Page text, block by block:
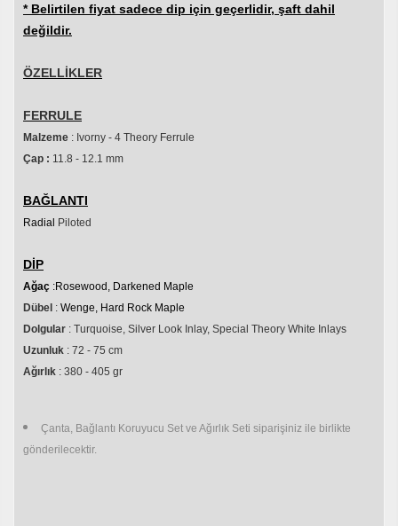
* Belirtilen fiyat sadece dip için geçerlidir, şaft dahil
değildir.
ÖZELLİKLER
FERRULE
Malzeme : Ivorny - 4 Theory Ferrule
Çap : 11.8 - 12.1 mm
BAĞLANTI
Radial Piloted
DİP
Ağaç :Rosewood, Darkened Maple
Dübel : Wenge, Hard Rock Maple
Dolgular : Turquoise, Silver Look Inlay, Special Theory White Inlays
Uzunluk : 72 - 75 cm
Ağırlık : 380 - 405 gr
Çanta, Bağlantı Koruyucu Set ve Ağırlık Seti siparişiniz ile birlikte
gönderilecektir.